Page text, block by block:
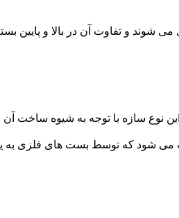
شوند و تفاوت آن در بالا و پایین
نوع سازه با توجه به شیوه ساخت آن
می شود که توسط بست های فلزی به